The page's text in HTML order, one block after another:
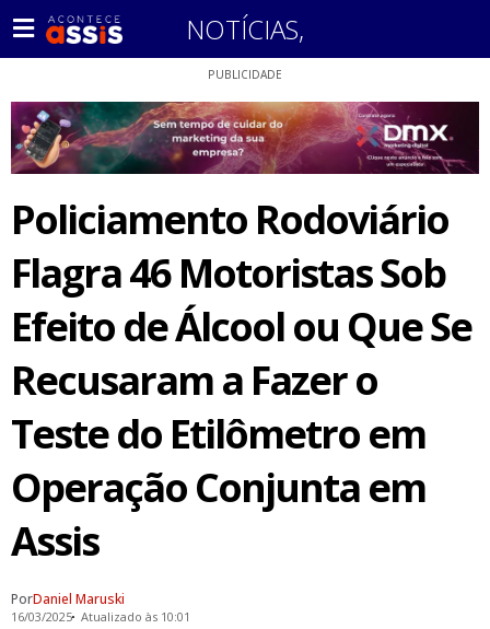
NOTÍCIAS,
PUBLICIDADE
Policiamento Rodoviário
Flagra 46 Motoristas Sob
Efeito de Álcool ou Que Se
Recusaram a Fazer o
Teste do Etilômetro em
Operação Conjunta em
Assis
PorDaniel Maruski
16/03/2025 Atualizado às 10:01